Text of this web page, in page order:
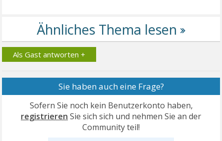
Als Gast antworten +
Sie haben auch eine Frage?
Sofern Sie noch kein Benutzerkonto haben,
registrieren Sie sich sich und nehmen Sie an der
Community teil!